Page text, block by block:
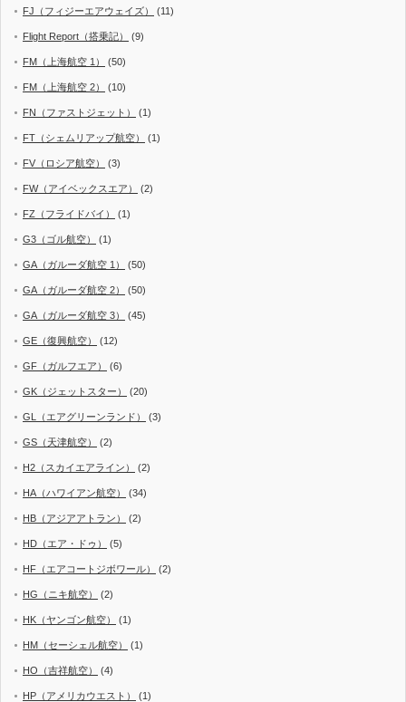
FJ（フィジーエアウェイズ） (11)
Flight Report（搭乗記） (9)
FM（上海航空 1） (50)
FM（上海航空 2） (10)
FN（ファストジェット） (1)
FT（シェムリアップ航空） (1)
FV（ロシア航空） (3)
FW（アイベックスエア） (2)
FZ（フライドバイ） (1)
G3（ゴル航空） (1)
GA（ガルーダ航空 1） (50)
GA（ガルーダ航空 2） (50)
GA（ガルーダ航空 3） (45)
GE（復興航空） (12)
GF（ガルフエア） (6)
GK（ジェットスター） (20)
GL（エアグリーンランド） (3)
GS（天津航空） (2)
H2（スカイエアライン） (2)
HA（ハワイアン航空） (34)
HB（アジアアトラン） (2)
HD（エア・ドゥ） (5)
HF（エアコートジボワール） (2)
HG（ニキ航空） (2)
HK（ヤンゴン航空） (1)
HM（セーシェル航空） (1)
HO（吉祥航空） (4)
HP（アメリカウエスト） (1)